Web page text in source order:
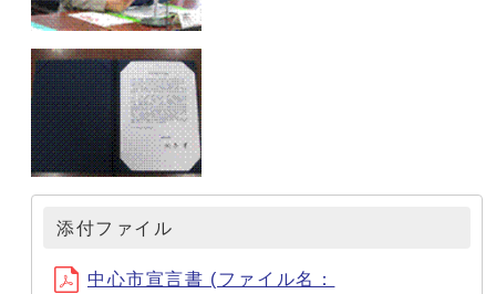
添付ファイル
中心市宣言書 (ファイル名：